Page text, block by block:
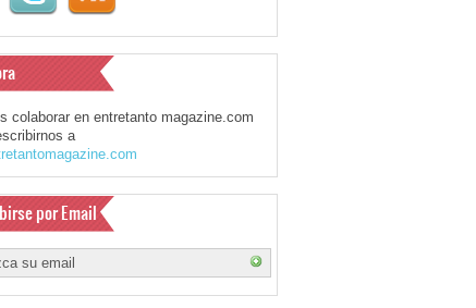
colaborar en entretanto magazine.com
a
por Email